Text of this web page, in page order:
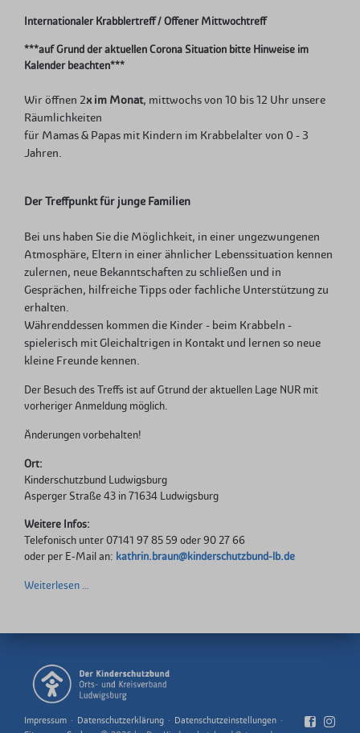
Internationaler Krabblertreff / Offener Mittwochtreff
***auf Grund der aktuellen Corona Situation bitte Hinweise im
Kalender beachten***
Wir öffnen 2x im Monat, mittwochs von 10 bis 12 Uhr unsere
Räumlichkeiten
für Mamas & Papas mit Kindern im Krabbelalter von 0 - 3
Jahren.
Der Treffpunkt für junge Familien
Bei uns haben Sie die Möglichkeit, in einer ungezwungenen
Atmosphäre, Eltern in einer ähnlicher Lebenssituation kennen
zulernen, neue Bekanntschaften zu schließen und in
Gesprächen, hilfreiche Tipps oder fachliche Unterstützung zu
erhalten.
Währenddessen kommen die Kinder - beim Krabbeln -
spielerisch mit Gleichaltrigen in Kontakt und lernen so neue
kleine Freunde kennen.
Der Besuch des Treffs ist auf Gtrund der aktuellen Lage NUR mit
vorheriger Anmeldung möglich.
Änderungen vorbehalten!
Ort:
Kinderschutzbund Ludwigsburg
Asperger Straße 43 in 71634 Ludwigsburg
Weitere Infos:
Telefonisch unter 07141 97 85 59 oder 90 27 66
oder per E-Mail an: kathrin.braun@kinderschutzbund-lb.de
Weiterlesen …
ab
in
Aktion,
bitten
Navigation
Impressum Datenschutzerklärung
Datenschutzeinstellungen